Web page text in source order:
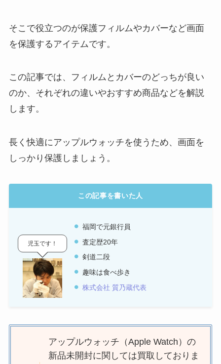
そこで役立つのが保護フィルムやカバーなど画面
を保護するアイテムです。
この記事では、フィルムとカバーのどっちが良い
のか、それぞれの違いやおすすめ商品などを解説
します。
長く快適にアップルウォッチを使うため、画面を
しっかり保護しましょう。
この記事を書いた人
福岡で元銀行員
査定歴20年
剣道二段
趣味は食べ歩き
株式会社 質乃蔵代表
児玉です！
アップルウォッチ（Apple Watch）の
新品未開封に関しては買取しておりま